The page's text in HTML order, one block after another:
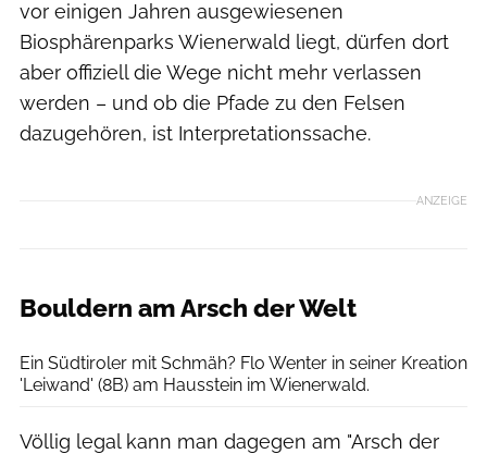
vor einigen Jahren ausgewiesenen
Biosphärenparks Wienerwald liegt, dürfen dort
aber offiziell die Wege nicht mehr verlassen
werden – und ob die Pfade zu den Felsen
dazugehören, ist Interpretationssache.
ANZEIGE
Bouldern am Arsch der Welt
Ein Südtiroler mit Schmäh? Flo Wenter in seiner Kreation
'Leiwand' (8B) am Hausstein im Wienerwald.
Völlig legal kann man dagegen am "Arsch der